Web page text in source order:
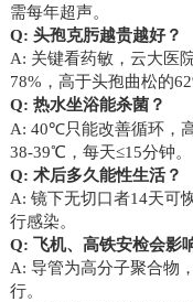
需每年超声。
Q: 头孢克肟越贵越好？
A: 关键看药敏，云大医
78%，高于头孢曲松的
Q: 热水坐浴能杀菌？
A: 40℃只能改善循环，
38-39℃，每天≤15分钟。
Q: 术后多久能性生活？
A: 镜下无切口者14天可
行感染。
Q: 飞机、高铁安检会影
A: 导管为高分子聚合物
行。